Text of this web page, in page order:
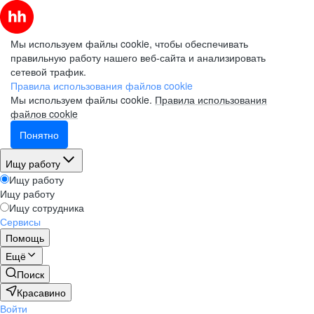
Мы используем файлы cookie, чтобы обеспечивать
правильную работу нашего веб-сайта и анализировать
сетевой трафик.
Правила использования файлов cookie
Мы используем файлы cookie. Правила использования
файлов cookie
Понятно
Ищу работу
Ищу работу
Ищу работу
Ищу сотрудника
Сервисы
Помощь
Ещё
Поиск
Красавино
Войти